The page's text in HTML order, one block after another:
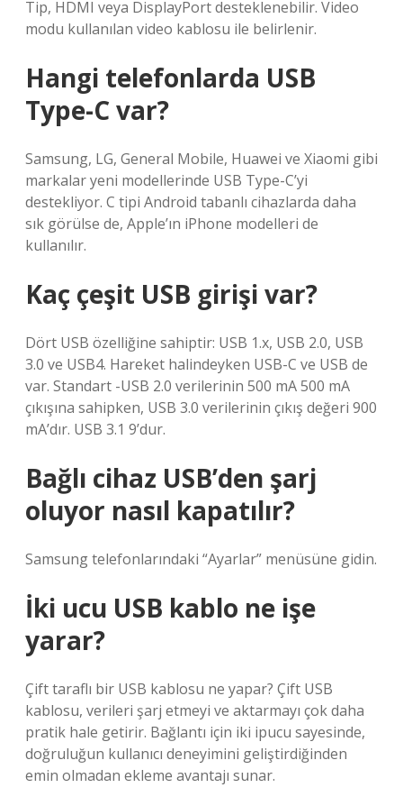
Tip, HDMI veya DisplayPort desteklenebilir. Video
modu kullanılan video kablosu ile belirlenir.
Hangi telefonlarda USB
Type-C var?
Samsung, LG, General Mobile, Huawei ve Xiaomi gibi
markalar yeni modellerinde USB Type-C’yi
destekliyor. C tipi Android tabanlı cihazlarda daha
sık görülse de, Apple’ın iPhone modelleri de
kullanılır.
Kaç çeşit USB girişi var?
Dört USB özelliğine sahiptir: USB 1.x, USB 2.0, USB
3.0 ve USB4. Hareket halindeyken USB-C ve USB de
var. Standart -USB 2.0 verilerinin 500 mA 500 mA
çıkışına sahipken, USB 3.0 verilerinin çıkış değeri 900
mA’dır. USB 3.1 9’dur.
Bağlı cihaz USB’den şarj
oluyor nasıl kapatılır?
Samsung telefonlarındaki “Ayarlar” menüsüne gidin.
İki ucu USB kablo ne işe
yarar?
Çift taraflı bir USB kablosu ne yapar? Çift USB
kablosu, verileri şarj etmeyi ve aktarmayı çok daha
pratik hale getirir. Bağlantı için iki ipucu sayesinde,
doğruluğun kullanıcı deneyimini geliştirdiğinden
emin olmadan ekleme avantajı sunar.